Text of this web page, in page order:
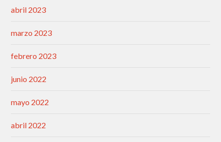
abril 2023
marzo 2023
febrero 2023
junio 2022
mayo 2022
abril 2022